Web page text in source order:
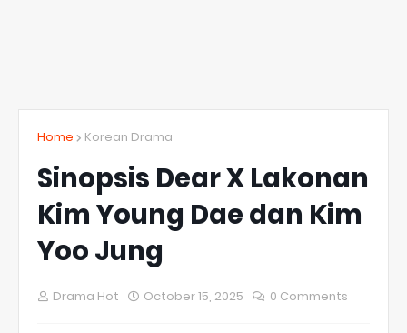
Home Korean Drama
Sinopsis Dear X Lakonan
Kim Young Dae dan Kim
Yoo Jung
Drama Hot October 15, 2025 0 Comments